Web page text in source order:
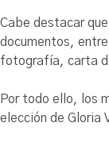
Cabe destacar
documentos,
fotografía, carta
Por todo ello, los
elección de Gloria